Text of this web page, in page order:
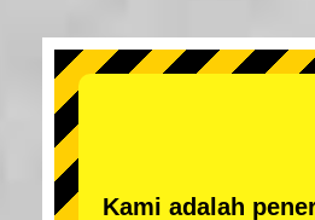
Kami adalah